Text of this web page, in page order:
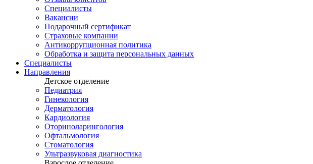
Специалисты
Вакансии
Подарочный сертификат
Страховые компании
Антикоррупционная политика
Обработка и защита персональных данных
Специалисты
Направления
Детское отделение
Педиатрия
Гинекология
Дерматология
Кардиология
Оториноларингология
Офтальмология
Стоматология
Ультразвуковая диагностика